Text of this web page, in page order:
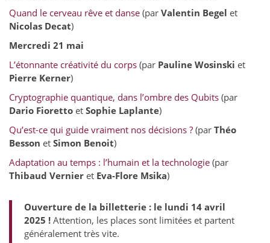
Quand le cerveau rêve et danse (par Valentin Begel et
Nicolas Decat)
Mercredi 21 mai
L’étonnante créativité du corps (par Pauline Wosinski et
Pierre Kerner)
Cryptographie quantique, dans l’ombre des Qubits (par
Dario Fioretto et Sophie Laplante)
Qu’est-ce qui guide vraiment nos décisions ? (par Théo
Besson et Simon Benoit)
Adaptation au temps : l’humain et la technologie (par
Thibaud Vernier et Eva-Flore Msika)
Ouverture de la billetterie : le lundi 14 avril
2025 ! Attention, les places sont limitées et partent
généralement très vite.